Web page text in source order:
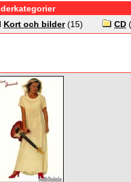
Kort och bilder(15) CD